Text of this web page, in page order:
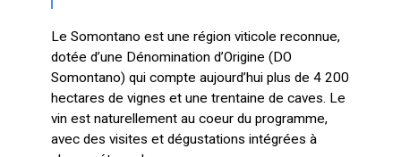
Le Somontano est une région viticole reconnue,
dotée d’une Dénomination d’Origine (DO
Somontano) qui compte aujourd’hui plus de 4 200
hectares de vignes et une trentaine de caves. Le
vin est naturellement au coeur du programme,
avec des visites et dégustations intégrées à